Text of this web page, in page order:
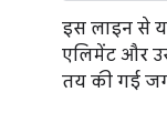
इस लाइन से
एलिमेंट और
तय की गई